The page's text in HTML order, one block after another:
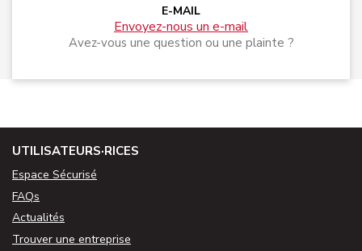
E-MAIL
Envoyez-nous un e-mail
Avez-vous une question ou une plainte ?
UTILISATEURS·RICES
Espace Sécurisé
FAQs
Actualités
Trouver une entreprise